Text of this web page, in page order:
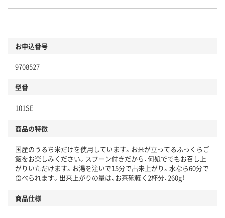
お申込番号
9708527
型番
101SE
商品の特徴
国産のうるち米だけを使用しています。お米が立ってるふっくらご
飯をお楽しみください。スプーン付きだから、何処ででもお召し上
がりいただけます。お湯を注いで15分で出来上がり。水なら60分で
食べられます。出来上がりの量は、お茶碗軽く2杯分、260g！
商品仕様